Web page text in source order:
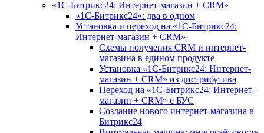
«1С-Битрикс24: Интернет-магазин + CRM»
«1С-Битрикс24»: два в одном
Установка и переход на «1С-Битрикс24:
Интернет-магазин + CRM»
Схемы получения CRM и интернет-
магазина в едином продукте
Установка «1С-Битрикс24: Интернет-
магазин + CRM» из дистрибутива
Переход на «1С-Битрикс24: Интернет-
магазин + CRM» с БУС
Создание нового интернет-магазина в
Битрикс24